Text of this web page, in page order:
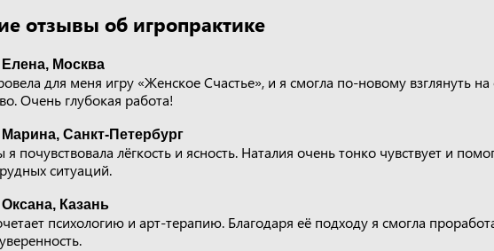
отзывы об игропрактике
Москва
для меня игру «Женское Счастье», и я смогла по-новому взглянуть
Очень глубокая работа!
Санкт-Петербург
я почувствовала лёгкость и ясность. Наталия очень тонко чувствует и
ситуаций.
Казань
психологию и арт-терапию. Благодаря её подходу я смогла